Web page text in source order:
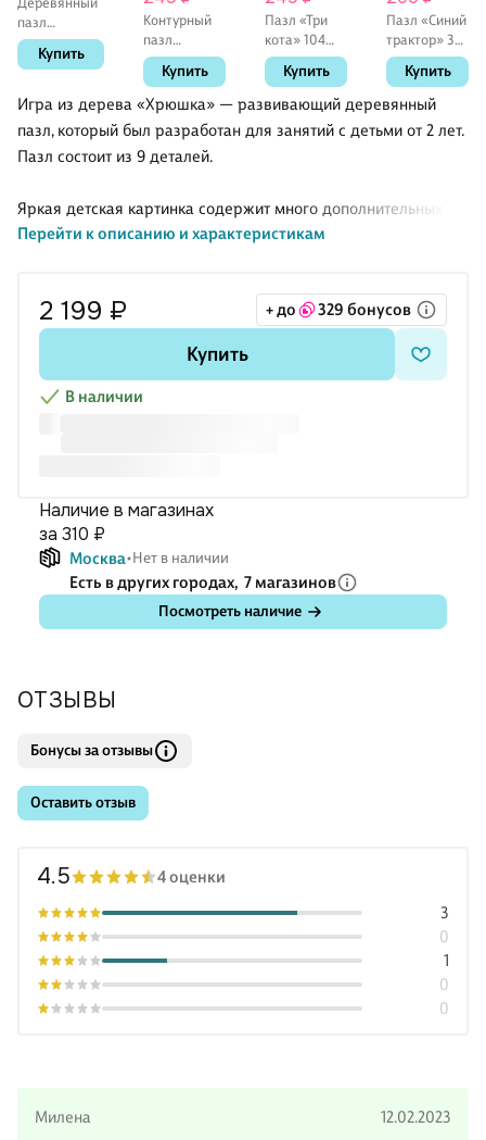
Игра из дерева «Хрюшка» — развивающий деревянный
пазл, который был разработан для занятий с детьми от 2 лет.
Пазл состоит из 9 деталей.
Яркая детская картинка содержит много дополнительных
деталей, малышу точно понравится её рассматривать и
Что полезного в игре?
развивает мелкую моторику;
выполнена из экологически чистого материала;
Перейти к описанию и характеристикам
пазл
«Лягушка»,
Step Puzzle
Купить
Контурный
пазл
«Простоквашино»
30
элементов,
макси, Step
Puzzle
Купить
Пазл «Три
кота» 104
элемента,
Step Puzzle
Купить
Пазл «Синий
трактор» 35
элементов,
Step Puzzle
Купить
2 199 ₽ + до 329 бонусов
Купить
В наличии
Наличие в магазинах
за 310 ₽
Москва Нет в наличии
Есть в других городах, 7 магазинов
Посмотреть наличие
ОТЗЫВЫ
Бонусы за отзывы
Оставить отзыв
4.5 4 оценки
0
0
1
0
3
Милена 12.02.2023